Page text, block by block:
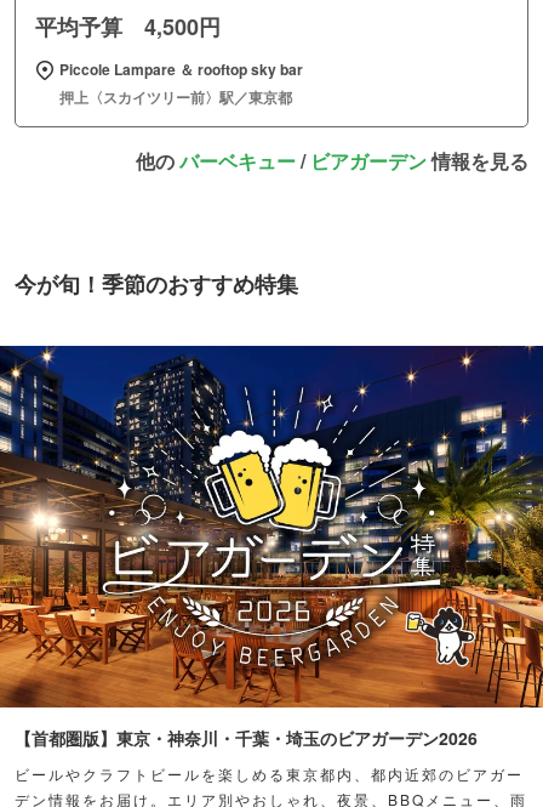
平均予算 4,500円
Piccole Lampare ＆ rooftop sky bar
押上〈スカイツリー前〉駅／東京都
他のバーベキュー/ ビアガーデン情報を見る
今が旬！季節のおすすめ特集
【首都圏版】東京・神奈川・千葉・埼玉のビアガーデン2026
ビールやクラフトビールを楽しめる東京都内、都内近郊のビアガー
デン情報をお届け。エリア別やおしゃれ、夜景、BBQメニュー、雨